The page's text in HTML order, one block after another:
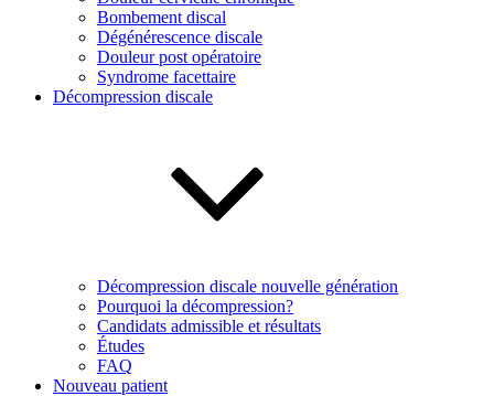
Bombement discal
Dégénérescence discale
Douleur post opératoire
Syndrome facettaire
Décompression discale
Décompression discale nouvelle génération
Pourquoi la décompression?
Candidats admissible et résultats
Études
FAQ
Nouveau patient